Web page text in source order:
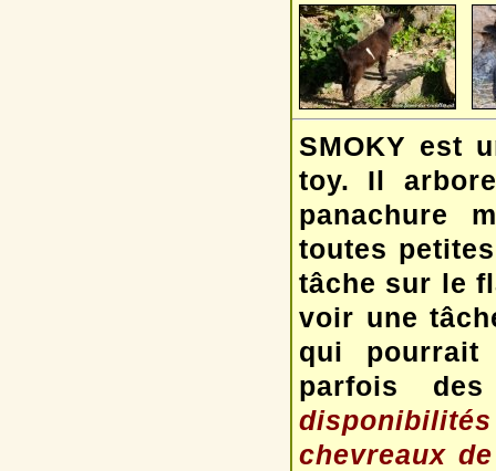
SMOKY est
toy. Il
panachure
toutes
tâche sur le
voir une
qui pourrait
parfois des
chevreaux